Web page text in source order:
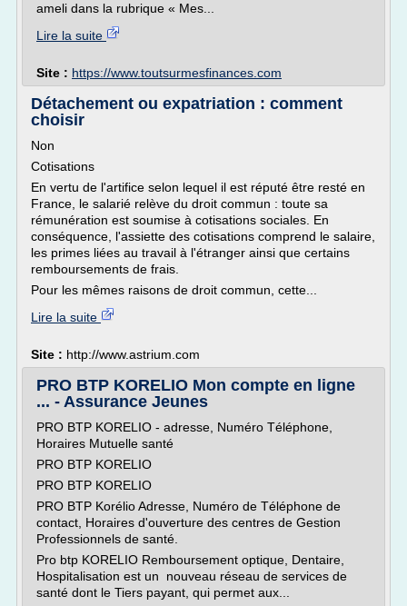
ameli dans la rubrique « Mes...
Lire la suite
Site : https://www.toutsurmesfinances.com
Détachement ou expatriation : comment
choisir
Non
Cotisations
En vertu de l'artifice selon lequel il est réputé être resté en
France, le salarié relève du droit commun : toute sa
rémunération est soumise à cotisations sociales. En
conséquence, l'assiette des cotisations comprend le salaire,
les primes liées au travail à l'étranger ainsi que certains
remboursements de frais.
Pour les mêmes raisons de droit commun, cette...
Lire la suite
Site : http://www.astrium.com
PRO BTP KORELIO Mon compte en ligne
... - Assurance Jeunes
PRO BTP KORELIO - adresse, Numéro Téléphone,
Horaires Mutuelle santé
PRO BTP KORELIO
PRO BTP KORELIO
PRO BTP Korélio Adresse, Numéro de Téléphone de
contact, Horaires d'ouverture des centres de Gestion
Professionnels de santé.
Pro btp KORELIO Remboursement optique, Dentaire,
Hospitalisation est un nouveau réseau de services de
santé dont le Tiers payant, qui permet aux...